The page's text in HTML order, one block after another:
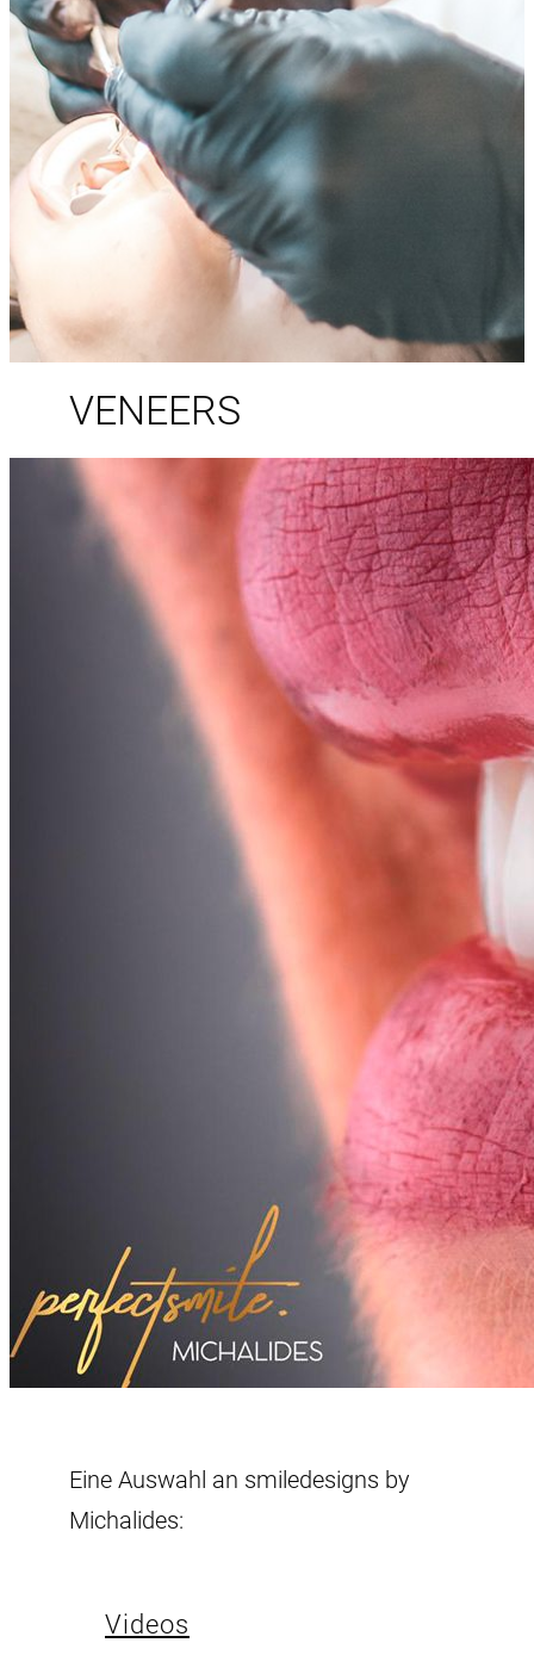
VENEERS
Eine Auswahl an smiledesigns by
Michalides:
Videos